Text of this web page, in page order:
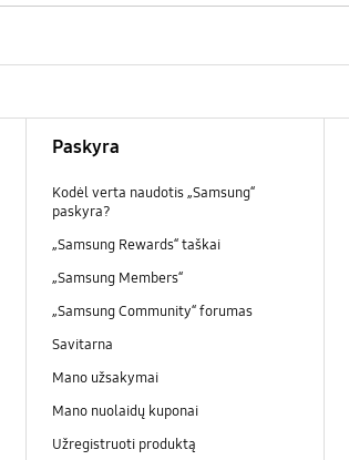
Paskyra
Kodėl verta naudotis „Samsung“
paskyra?
„Samsung Rewards“ taškai
„Samsung Members“
„Samsung Community“ forumas
Savitarna
Mano užsakymai
Mano nuolaidų kuponai
Užregistruoti produktą